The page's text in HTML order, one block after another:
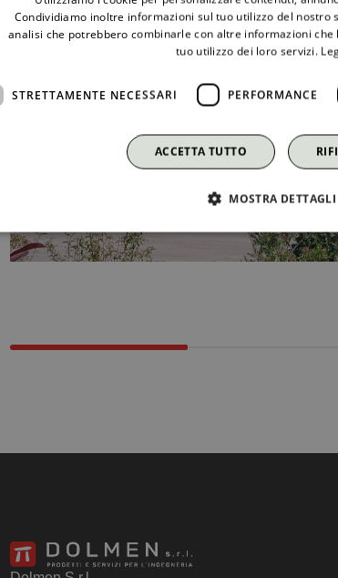
Condividiamo inoltre informazioni sul tuo utilizzo del
analisi che potrebbero combinarle con altre informazioni
tuo utilizzo dei loro servizi.
STRETTAMENTE NECESSARI PERFORMANCE
ACCETTA TUTTO
MOSTRA DETTAGLI